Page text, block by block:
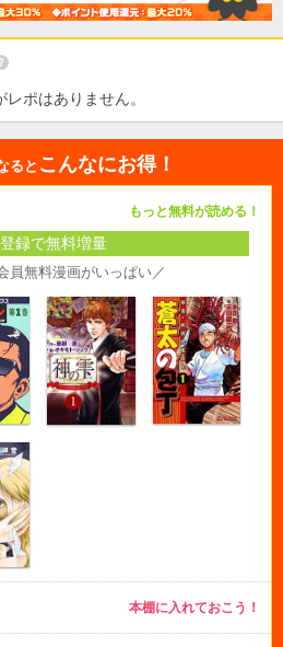
レポはありません。
ると こんなにお得！
もっと無料が読める！
録で無料増量
員無料漫画がいっぱい／
本棚に入れておこう！